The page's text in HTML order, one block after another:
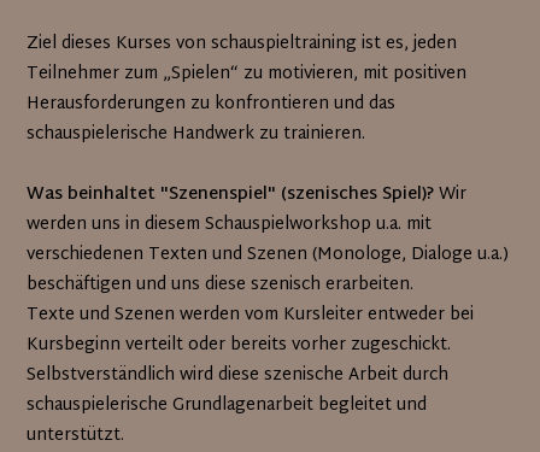
Ziel dieses Kurses von schauspieltraining ist es, jeden
Teilnehmer zum „Spielen“ zu motivieren, mit positiven
Herausforderungen zu konfrontieren und das
schauspielerische Handwerk zu trainieren.
Was beinhaltet "Szenenspiel" (szenisches Spiel)?Wir
werden uns in diesem Schauspielworkshop u.a. mit
verschiedenen Texten und Szenen (Monologe, Dialoge u.a.)
beschäftigen und uns diese szenisch erarbeiten.
Texte und Szenen werden vom Kursleiter entweder bei
Kursbeginn verteilt oder bereits vorher zugeschickt.
Selbstverständlich wird diese szenische Arbeit durch
schauspielerische Grundlagenarbeit begleitet und
unterstützt.